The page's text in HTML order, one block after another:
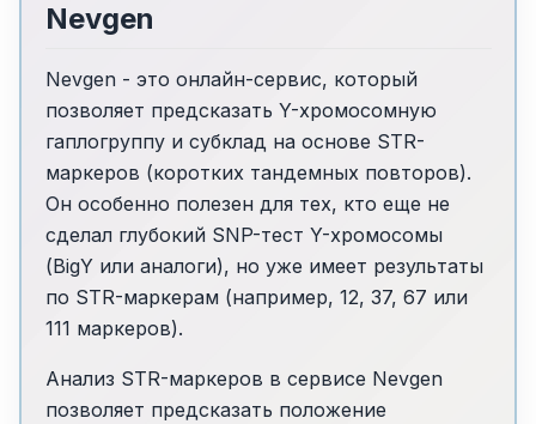
Nevgen
Nevgen - это онлайн-сервис, который
позволяет предсказать Y-хромосомную
гаплогруппу и субклад на основе STR-
маркеров (коротких тандемных повторов).
Он особенно полезен для тех, кто еще не
сделал глубокий SNP-тест Y-хромосомы
(BigY или аналоги), но уже имеет результаты
по STR-маркерам (например, 12, 37, 67 или
111 маркеров).
Анализ STR-маркеров в сервисе Nevgen
позволяет предсказать положение